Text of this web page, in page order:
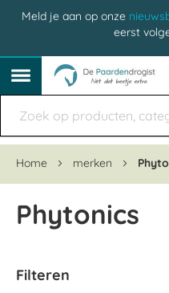
Meld je aan op onze
eerst
Home merken
Phytonics
Filteren